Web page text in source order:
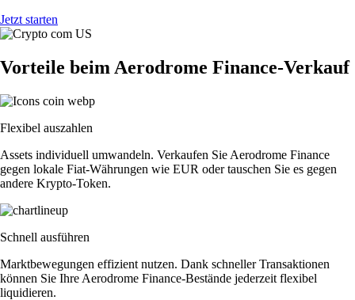
Jetzt starten
Vorteile beim Aerodrome Finance-Verkauf
Flexibel auszahlen
Assets individuell umwandeln. Verkaufen Sie Aerodrome Finance
gegen lokale Fiat-Währungen wie EUR oder tauschen Sie es gegen
andere Krypto-Token.
Schnell ausführen
Marktbewegungen effizient nutzen. Dank schneller Transaktionen
können Sie Ihre Aerodrome Finance-Bestände jederzeit flexibel
liquidieren.